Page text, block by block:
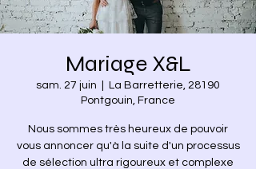
Mariage X&L
sam. 27 juin
La Barretterie, 28190
Pontgouin, France
Nous sommes très heureux de pouvoir
vous annoncer qu'à la suite d'un processus
de sélection ultra rigoureux et complexe